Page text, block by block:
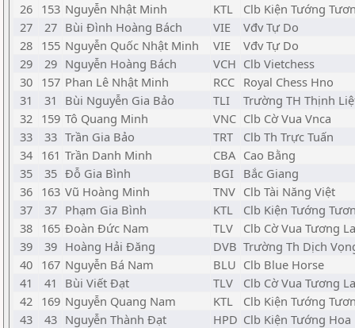
26 153 Nguyễn Nhật Minh KTL
Clb Kiện Tướng
27
27 Bùi Đình Hoàng Bách VIE
Vđv Tự Do
28 155 Nguyễn Quốc Nhật Minh VIE
Vđv Tự Do
29
29 Nguyễn Hoàng Bách VCH Clb Vietchess
30 157 Phan Lê Nhật Minh RCC Royal Chess Hno
31
31 Bùi Nguyễn Gia Bảo TLI
Trường TH Thịnh
32 159 Tô Quang Minh VNC Clb Cờ Vua Vnca
33
33 Trần Gia Bảo TRT
Clb Th Trực Tuấn
34 161 Trần Danh Minh CBA Cao Bằng
35
35 Đỗ Gia Bình BGI
Bắc Giang
36 163 Vũ Hoàng Minh TNV Clb Tài Năng Việt
37
37 Phạm Gia Bình KTL
Clb Kiện Tướng
38 165 Đoàn Đức Nam TLV
Clb Cờ Vua Tương
39
39 Hoàng Hải Đăng DVB Trường Th Dịch
40 167 Nguyễn Bá Nam BLU Clb Blue Horse
41
41 Bùi Viết Đạt TLV
Clb Cờ Vua Tương
42 169 Nguyễn Quang Nam KTL
Clb Kiện Tướng
43
43 Nguyễn Thành Đạt HPD Clb Kiện Tướng